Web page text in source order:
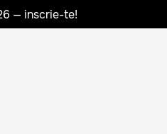
— inscrie-te!